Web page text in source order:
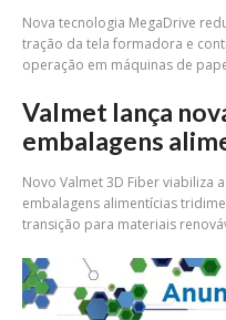
Nova tecnologia MegaDrive
tração da tela formadora e
operação em máquinas de
Valmet lança
embalagens
Novo Valmet 3D Fiber viabiliza
embalagens alimentícias
transição para materiais